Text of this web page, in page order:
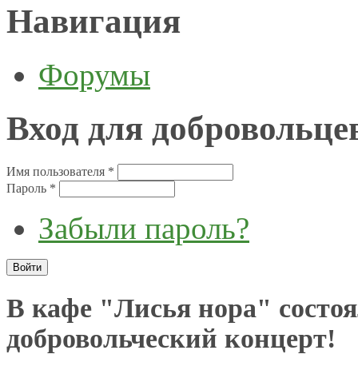
Навигация
Форумы
Вход для
Имя пользователя *
Пароль *
Забыли пароль?
В кафе "Лисья нора"
добровольческий концерт!